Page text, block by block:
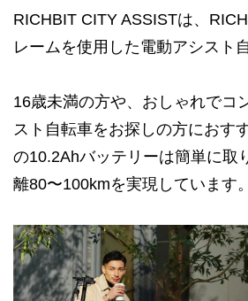
RICHBIT CITY ASSISTは、
レームを使用した電動アシスト
16歳未満の方や、おしゃれでコ
スト自転車をお探しの方におす
の10.2Ahバッテリーは簡単に取
離80〜100kmを実現しています。